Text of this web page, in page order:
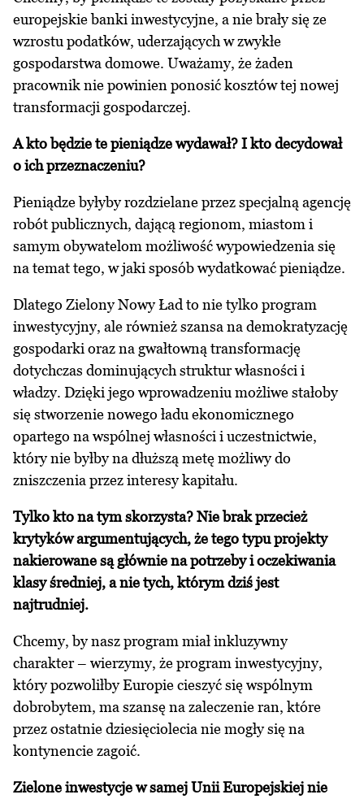
europejskie banki inwestycyjne, a nie brały się ze
wzrostu podatków, uderzających w zwykłe
gospodarstwa domowe. Uważamy, że żaden
pracownik nie powinien ponosić kosztów tej nowej
transformacji gospodarczej.
A kto będzie te pieniądze wydawał? I kto decydował
o ich przeznaczeniu?
Pieniądze byłyby rozdzielane przez specjalną agencję
robót publicznych, dającą regionom, miastom i
samym obywatelom możliwość wypowiedzenia się
na temat tego, w jaki sposób wydatkować pieniądze.
Dlatego Zielony Nowy Ład to nie tylko program
inwestycyjny, ale również szansa na demokratyzację
gospodarki oraz na gwałtowną transformację
dotychczas dominujących struktur własności i
władzy. Dzięki jego wprowadzeniu możliwe stałoby
się stworzenie nowego ładu ekonomicznego
opartego na wspólnej własności i uczestnictwie,
który nie byłby na dłuższą metę możliwy do
zniszczenia przez interesy kapitału.
Tylko kto na tym skorzysta? Nie brak przecież
krytyków argumentujących, że tego typu projekty
nakierowane są głównie na potrzeby i oczekiwania
klasy średniej, a nie tych, którym dziś jest
najtrudniej.
Chcemy, by nasz program miał inkluzywny
charakter – wierzymy, że program inwestycyjny,
który pozwoliłby Europie cieszyć się wspólnym
dobrobytem, ma szansę na zaleczenie ran, które
przez ostatnie dziesięciolecia nie mogły się na
kontynencie zagoić.
Zielone inwestycje w samej Unii Europejskiej nie